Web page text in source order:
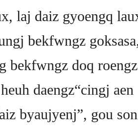
laj daiz gyoengq
bekfwngz
bekfwngz doq
daengz“cingj
byaujyenj”, gou